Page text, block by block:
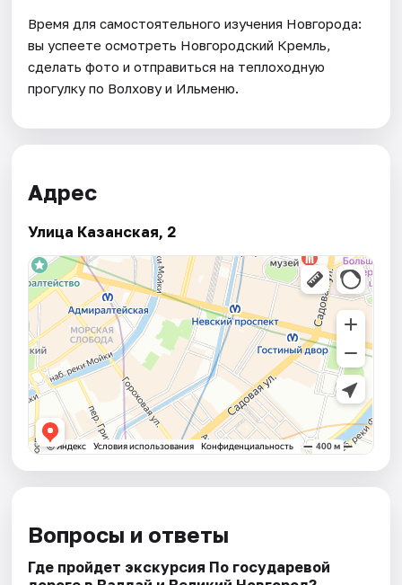
Время для самостоятельного изучения Новгорода:
вы успеете осмотреть Новгородский Кремль,
сделать фото и отправиться на теплоходную
прогулку по Волхову и Ильменю.
Адрес
Улица Казанская, 2
Вопросы и ответы
Где пройдет экскурсия По государевой